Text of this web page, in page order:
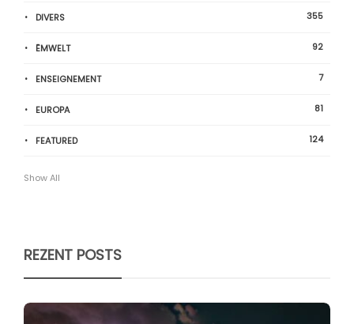
DIVERS 355
ËMWELT 92
ENSEIGNEMENT 7
EUROPA 81
FEATURED 124
Show All
REZENT POSTS